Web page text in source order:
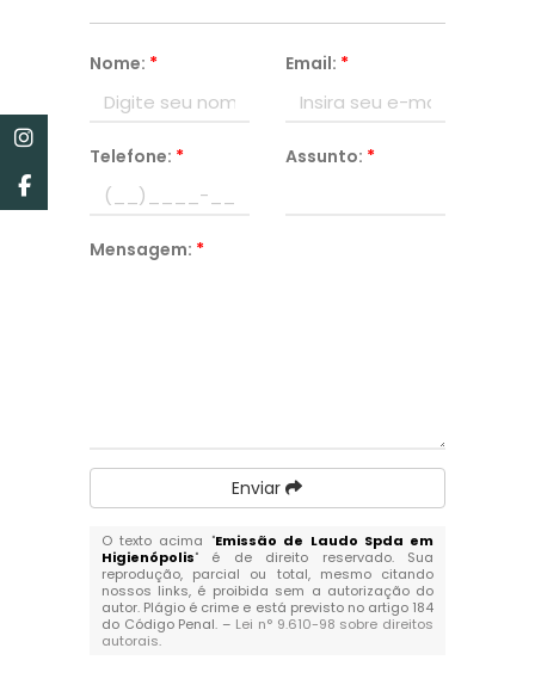
Nome: * Email: *
Telefone: * Assunto: *
Mensagem: *
Enviar
O texto acima "Emissão de Laudo Spda em
Higienópolis" é de direito reservado. Sua
reprodução, parcial ou total, mesmo citando
nossos links, é proibida sem a autorização do
autor. Plágio é crime e está previsto no artigo 184
do Código Penal. – Lei n° 9.610-98 sobre direitos
autorais.